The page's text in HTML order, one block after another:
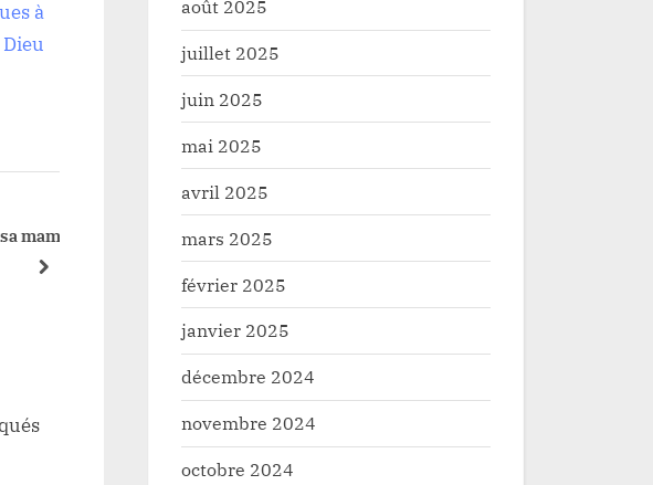
à
Dieu
à
Haut-Uele/tournoi de l’indépendance :
Fc Mont Bleu remonte la pente et
rejoint l’A.S Nyuki à la finale
Isiro pour une
next
août 2025
juillet 2025
juin 2025
mai 2025
avril 2025
mars 2025
février 2025
janvier 2025
décembre 2024
novembre 2024
octobre 2024